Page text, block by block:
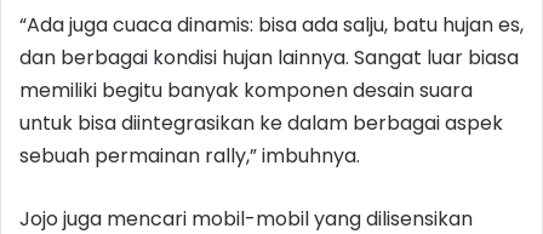
“Ada juga cuaca dinamis: bisa ada salju, batu hujan es,
dan berbagai kondisi hujan lainnya. Sangat luar biasa
memiliki begitu banyak komponen desain suara
untuk bisa diintegrasikan ke dalam berbagai aspek
sebuah permainan rally,” imbuhnya.
Jojo juga mencari mobil-mobil yang dilisensikan